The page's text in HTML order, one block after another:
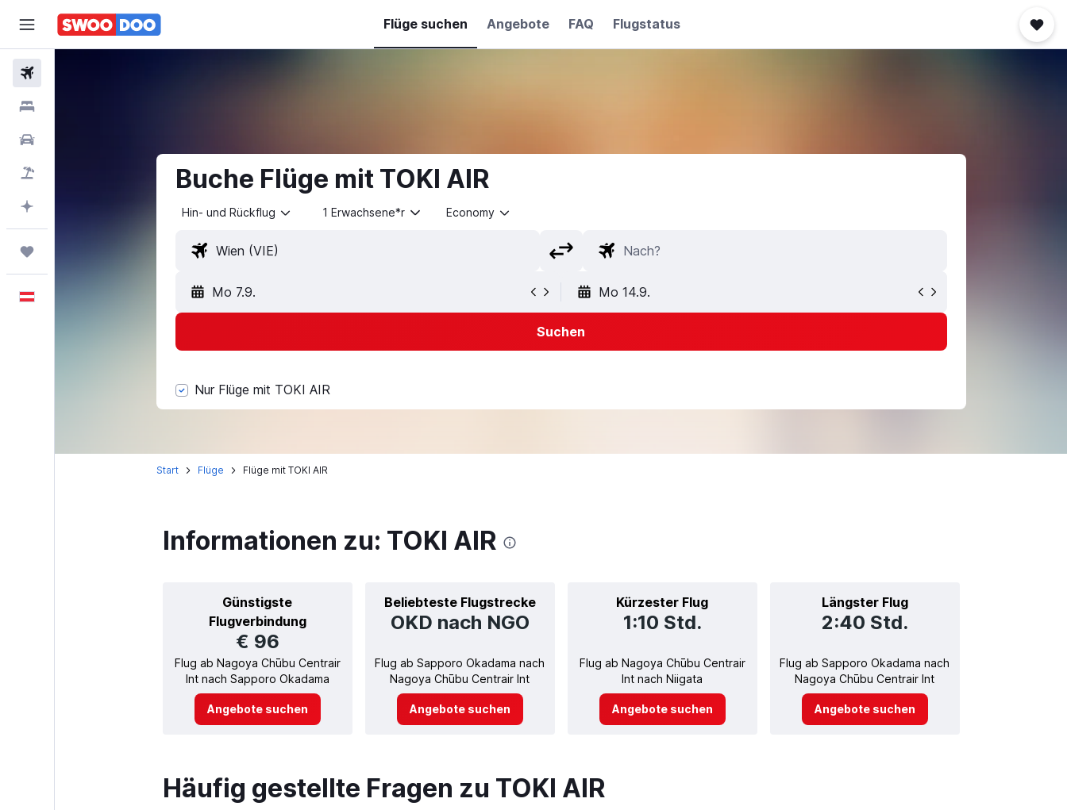
Flüge suchen Angebote FAQ Flugstatus
Buche Flüge mit TOKI AIR
Hin- und Rückflug 1 Erwachsene*r Economy
Mo 7.9. Mo 14.9.
Suchen
Nur Flüge mit TOKI AIR
Start Flüge Flüge mit TOKI AIR
Informationen zu: TOKI AIR
Günstigste
Flugverbindung
€ 96
Beliebteste Flugstrecke
OKD nach NGO
Kürzester Flug
1:10 Std.
Längster Flug
2:40 Std.
Flug ab Nagoya Chūbu Centrair
Int nach Sapporo Okadama
Angebote suchen
Flug ab Sapporo Okadama nach
Nagoya Chūbu Centrair Int
Angebote suchen
Flug ab Nagoya Chūbu Centrair
Int nach Niigata
Angebote suchen
Flug ab Sapporo Okadama nach
Nagoya Chūbu Centrair Int
Angebote suchen
Häufig gestellte Fragen zu TOKI AIR